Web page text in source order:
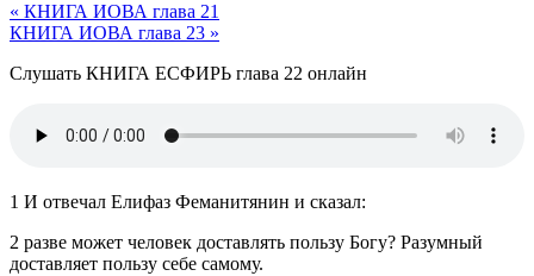
« КНИГА ИОВА глава 21
КНИГА ИОВА глава 23 »
Слушать КНИГА ЕСФИРЬ глава 22 онлайн
1 И отвечал Елифаз Феманитянин и сказал:
2 разве может человек доставлять пользу Богу? Разумный
доставляет пользу себе самому.